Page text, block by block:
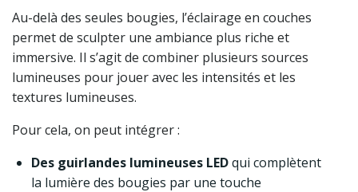
Au-delà des seules bougies, l’éclairage en couches
permet de sculpter une ambiance plus riche et
immersive. Il s’agit de combiner plusieurs sources
lumineuses pour jouer avec les intensités et les
textures lumineuses.
Pour cela, on peut intégrer :
Des guirlandes lumineuses LEDqui complètent
la lumière des bougies par une touche